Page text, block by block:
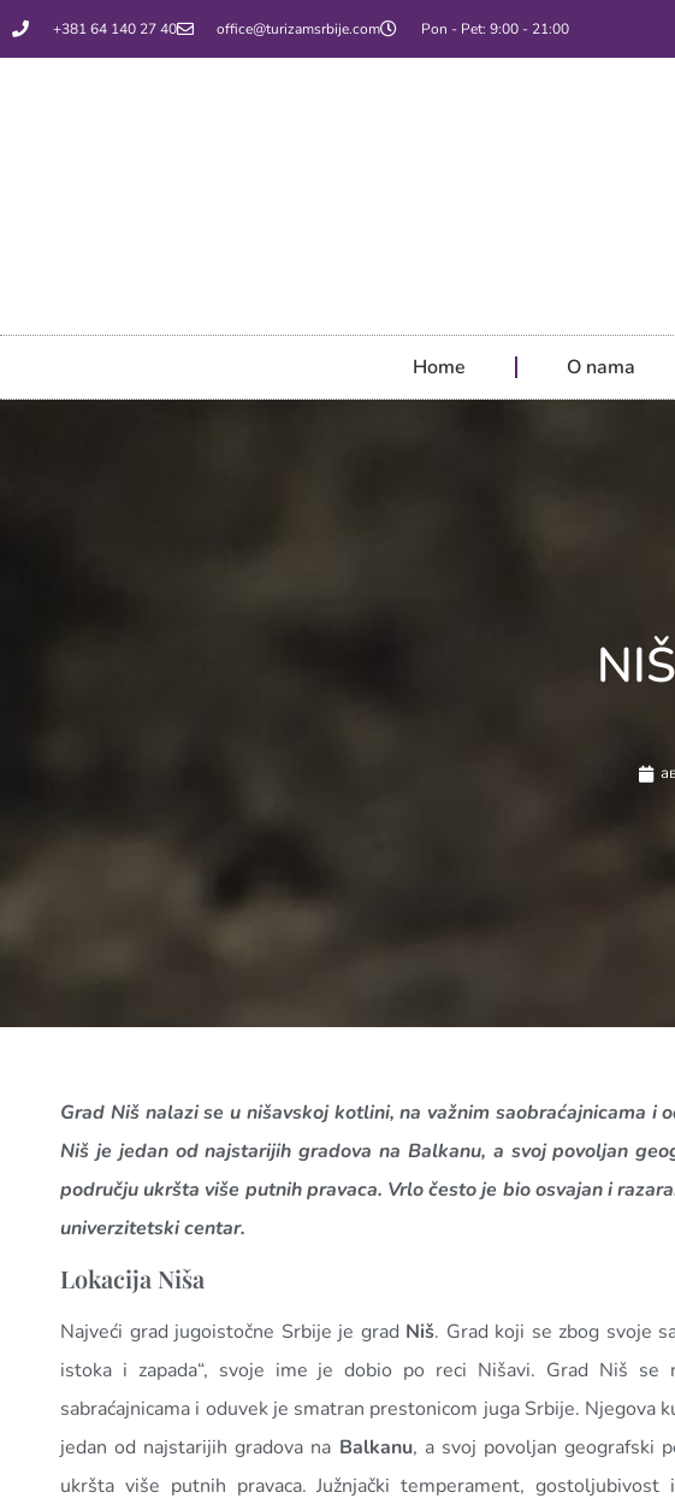
+381 64 140 27 40 office@turizamsrbije.com Pon - Pet: 9:00 - 21:00
Home O nama
Grad Niš nalazi se u nišavskoj kotlini, na važnim saobraćajnicama i
Niš je jedan od najstarijih gradova na Balkanu, a svoj povoljan
području ukršta više putnih pravaca. Vrlo često je bio osvajan i
univerzitetski centar.
Lokacija Niša
Najveći grad jugoistočne Srbije je grad Niš. Grad koji se zbog svoje
istoka i zapada“, svoje ime je dobio po reci Nišavi. Grad Niš se
sabraćajnicama i oduvek je smatran prestonicom juga Srbije. Njegova
jedan od najstarijih gradova na Balkanu, a svoj povoljan geografski
ukršta više putnih pravaca. Južnjački temperament,